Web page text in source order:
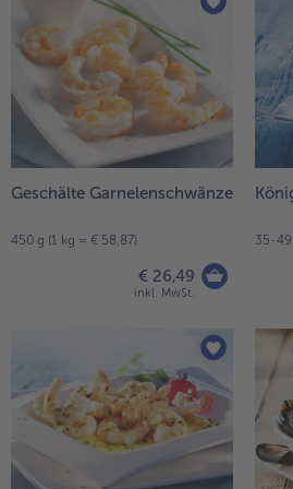
Geschälte Garnelenschwänze
450 g (1 kg = € 58,87)
€ 26,49
inkl. MwSt.
35-49